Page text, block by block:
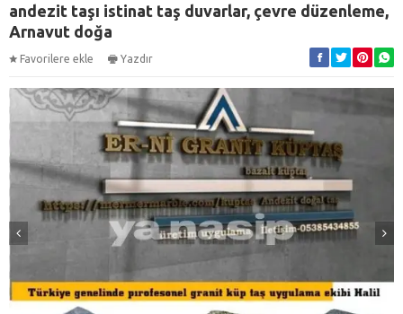
andezit taşı istinat taş duvarlar, çevre düzenleme,
Arnavut doğa
Favorilere ekle Yazdır